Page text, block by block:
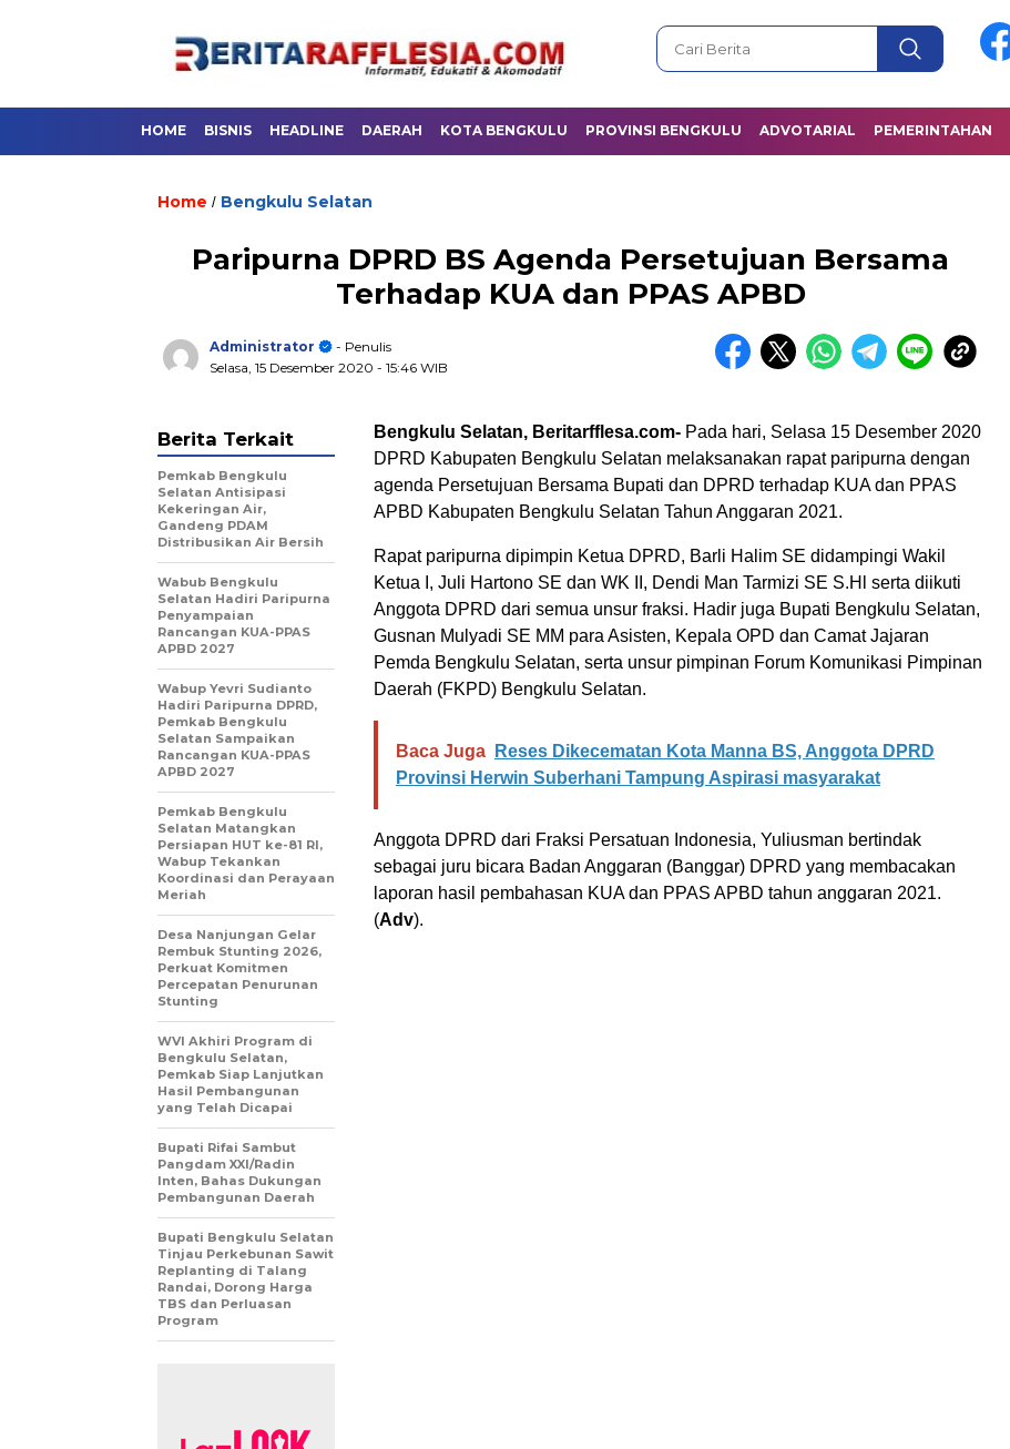
HOME BISNIS HEADLINE DAERAH KOTA BENGKULU PROVINSI BENGKULU ADVOTARIAL PEMERINTAHAN
Home / Bengkulu Selatan
Paripurna DPRD BS Agenda Persetujuan Bersama
Terhadap KUA dan PPAS APBD
Administrator
- Penulis
Selasa, 15 Desember 2020 - 15:46 WIB
Bengkulu Selatan, Beritarfflesa.com- Pada hari, Selasa 15 Desember 2020
DPRD Kabupaten Bengkulu Selatan melaksanakan rapat paripurna dengan
agenda Persetujuan Bersama Bupati dan DPRD terhadap KUA dan PPAS
APBD Kabupaten Bengkulu Selatan Tahun Anggaran 2021.
Rapat paripurna dipimpin Ketua DPRD, Barli Halim SE didampingi Wakil
Ketua I, Juli Hartono SE dan WK II, Dendi Man Tarmizi SE S.Hl serta diikuti
Anggota DPRD dari semua unsur fraksi. Hadir juga Bupati Bengkulu Selatan,
Gusnan Mulyadi SE MM para Asisten, Kepala OPD dan Camat Jajaran
Pemda Bengkulu Selatan, serta unsur pimpinan Forum Komunikasi Pimpinan
Daerah (FKPD) Bengkulu Selatan.
Baca Juga
Reses Dikecematan Kota Manna BS, Anggota DPRD
Provinsi Herwin Suberhani Tampung Aspirasi masyarakat
Anggota DPRD dari Fraksi Persatuan Indonesia, Yuliusman bertindak
sebagai juru bicara Badan Anggaran (Banggar) DPRD yang membacakan
laporan hasil pembahasan KUA dan PPAS APBD tahun anggaran 2021.
(Adv).
Berita Terkait
Pemkab Bengkulu
Selatan Antisipasi
Kekeringan Air,
Gandeng PDAM
Distribusikan Air Bersih
Wabub Bengkulu
Selatan Hadiri Paripurna
Penyampaian
Rancangan KUA-PPAS
APBD 2027
Wabup Yevri Sudianto
Hadiri Paripurna DPRD,
Pemkab Bengkulu
Selatan Sampaikan
Rancangan KUA-PPAS
APBD 2027
Pemkab Bengkulu
Selatan Matangkan
Persiapan HUT ke-81 RI,
Wabup Tekankan
Koordinasi dan Perayaan
Meriah
Desa Nanjungan Gelar
Rembuk Stunting 2026,
Perkuat Komitmen
Percepatan Penurunan
Stunting
WVI Akhiri Program di
Bengkulu Selatan,
Pemkab Siap Lanjutkan
Hasil Pembangunan
yang Telah Dicapai
Bupati Rifai Sambut
Pangdam XXI/Radin
Inten, Bahas Dukungan
Pembangunan Daerah
Bupati Bengkulu Selatan
Tinjau Perkebunan Sawit
Replanting di Talang
Randai, Dorong Harga
TBS dan Perluasan
Program